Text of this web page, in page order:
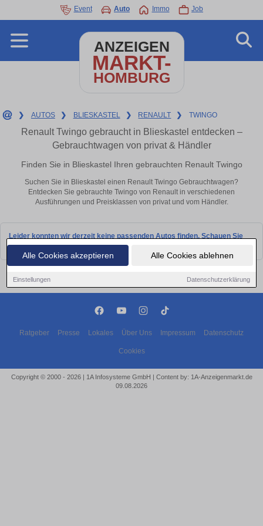
Alle Cookies akzeptieren Alle Cookies ablehnen
Einstellungen Datenschutzerklärung
Event Auto Immo Job
ANZEIGEN
MARKT-
HOMBURG
❯ AUTOS ❯ BLIESKASTEL ❯ RENAULT ❯ TWINGO
Renault Twingo gebraucht in Blieskastel entdecken –
Gebrauchtwagen von privat & Händler
Finden Sie in Blieskastel Ihren gebrauchten Renault Twingo
Suchen Sie in Blieskastel einen Renault Twingo Gebrauchtwagen?
Entdecken Sie gebrauchte Twingo von Renault in verschiedenen
Ausführungen und Preisklassen von privat und vom Händler.
Leider konnten wir derzeit keine passenden Autos finden. Schauen Sie
bald wieder vorbei!
Ratgeber Presse Lokales Über Uns Impressum Datenschutz
Cookies
Copyright © 2000 - 2026 | 1A Infosysteme GmbH | Content by: 1A-Anzeigenmarkt.de
09.08.2026